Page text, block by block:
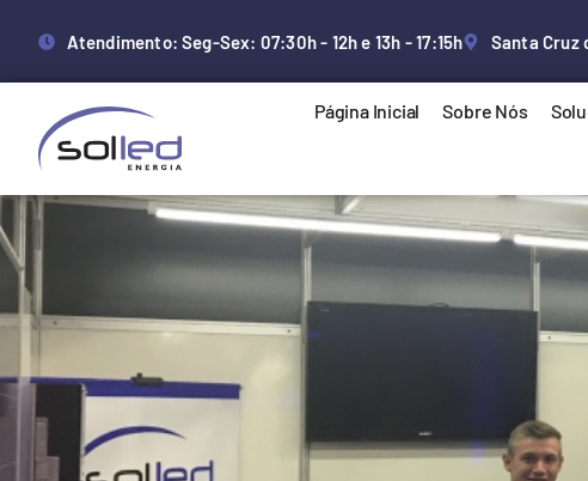
Atendimento: Seg-Sex: 07:30h - 12h e 13h - 17:15h Santa Cruz
Página Inicial Sobre Nós